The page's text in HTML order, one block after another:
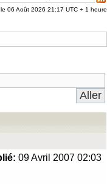
06 Août 2026 21:17 UTC + 1 heure
09 Avril 2007 02:03